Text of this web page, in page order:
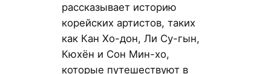
рассказывает историю
корейских артистов, таких
как Кан Хо-дон, Ли Су-гын,
Кюхён и Сон Мин-хо,
которые путешествуют в